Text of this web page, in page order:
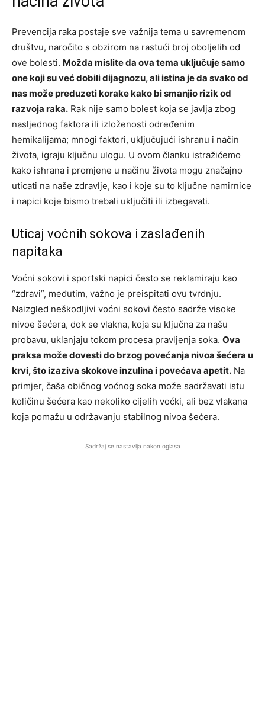
Prevencija raka postaje sve važnija tema u savremenom
društvu, naročito s obzirom na rastući broj oboljelih od
ove bolesti. Možda mislite da ova tema uključuje samo
one koji su već dobili dijagnozu, ali istina je da svako od
nas može preduzeti korake kako bi smanjio rizik od
razvoja raka. Rak nije samo bolest koja se javlja zbog
nasljednog faktora ili izloženosti određenim
hemikalijama; mnogi faktori, uključujući ishranu i način
života, igraju ključnu ulogu. U ovom članku istražićemo
kako ishrana i promjene u načinu života mogu značajno
uticati na naše zdravlje, kao i koje su to ključne namirnice
i napici koje bismo trebali uključiti ili izbegavati.
Uticaj voćnih sokova i zaslađenih
napitaka
Voćni sokovi i sportski napici često se reklamiraju kao
“zdravi”, međutim, važno je preispitati ovu tvrdnju.
Naizgled neškodljivi voćni sokovi često sadrže visoke
nivoe šećera, dok se vlakna, koja su ključna za našu
probavu, uklanjaju tokom procesa pravljenja soka. Ova
praksa može dovesti do brzog povećanja nivoa šećera u
krvi, što izaziva skokove inzulina i povećava apetit. Na
primjer, čaša običnog voćnog soka može sadržavati istu
količinu šećera kao nekoliko cijelih voćki, ali bez vlakana
koja pomažu u održavanju stabilnog nivoa šećera.
Sadržaj se nastavlja nakon oglasa